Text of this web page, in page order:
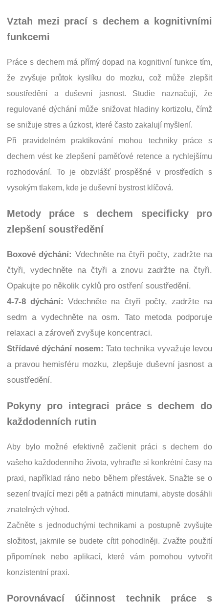
Vztah mezi prací s dechem a kognitivními
funkcemi
Práce s dechem má přímý dopad na kognitivní funkce tím,
že zvyšuje průtok kyslíku do mozku, což může zlepšit
soustředění a duševní jasnost. Studie naznačují, že
regulované dýchání může snižovat hladiny kortizolu, čímž
se snižuje stres a úzkost, které často zakalují myšlení.
Při pravidelném praktikování mohou techniky práce s
dechem vést ke zlepšení paměťové retence a rychlejšímu
rozhodování. To je obzvlášť prospěšné v prostředích s
vysokým tlakem, kde je duševní bystrost klíčová.
Metody práce s dechem specificky pro
zlepšení soustředění
Boxové dýchání: Vdechněte na čtyři počty, zadržte na
čtyři, vydechněte na čtyři a znovu zadržte na čtyři.
Opakujte po několik cyklů pro ostření soustředění.
4-7-8 dýchání: Vdechněte na čtyři počty, zadržte na
sedm a vydechněte na osm. Tato metoda podporuje
relaxaci a zároveň zvyšuje koncentraci.
Střídavé dýchání nosem: Tato technika vyvažuje levou
a pravou hemisféru mozku, zlepšuje duševní jasnost a
soustředění.
Pokyny pro integraci práce s dechem do
každodenních rutin
Aby bylo možné efektivně začlenit práci s dechem do
vašeho každodenního života, vyhraďte si konkrétní časy na
praxi, například ráno nebo během přestávek. Snažte se o
sezení trvající mezi pěti a patnácti minutami, abyste dosáhli
znatelných výhod.
Začněte s jednoduchými technikami a postupně zvyšujte
složitost, jakmile se budete cítit pohodlněji. Zvažte použití
připomínek nebo aplikací, které vám pomohou vytvořit
konzistentní praxi.
Porovnávací účinnost technik práce s